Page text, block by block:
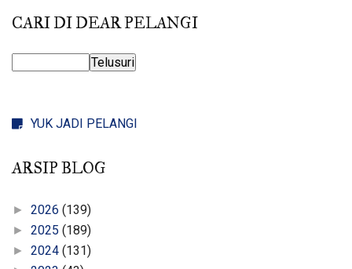
CARI DI DEAR PELANGI
YUK JADI PELANGI
ARSIP BLOG
► 2026 (139)
► 2025 (189)
► 2024 (131)